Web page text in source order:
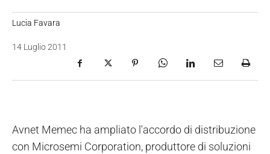
Lucia Favara
14 Luglio 2011
Avnet Memec ha ampliato l'accordo di distribuzione
con Microsemi Corporation, produttore di soluzioni